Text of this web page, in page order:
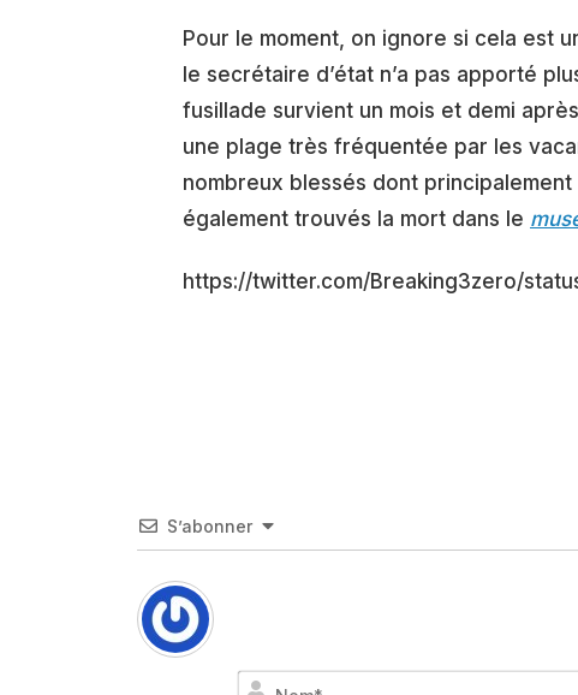
Pour le moment, on ignore si cela est
le secrétaire d’état n’a pas apporté
fusillade survient un mois et demi
une plage très fréquentée par les
nombreux blessés dont
également trouvés la mort dans le
https://twitter.com/Breaking3zero/
S’abonner